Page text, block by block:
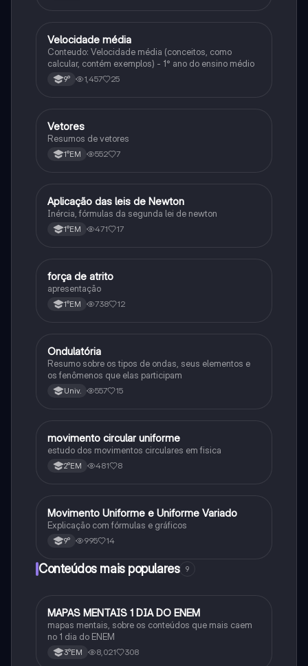
Física
Velocidade média
Conteudo: Velocidade média (conceitos, como
calcular, contém exemplos) - 1° ano do ensino médio
9° 1,457 25
Física
Vetores
Resumos de vetores
1°EM 552 7
Física
Aplicação das leis de Newton
Inércia, fórmulas da segunda lei de newton
1°EM 471 17
Física
força de atrito
apresentação
1°EM 738 12
Física
Ondulatória
Resumo sobre os tipos de ondas, seus elementos e
os fenômenos que elas participam
Univ. 557 15
Física
movimento circular uniforme
estudo dos movimentos circulares em fisica
2°EM 481 8
Física
Movimento Uniforme e Uniforme Variado
Explicação com fórmulas e gráficos
9° 995 14
Conteúdos mais populares 9
Português
MAPAS MENTAIS 1 DIA DO ENEM
mapas mentais, sobre os conteúdos que mais caem
no 1 dia do ENEM
3°EM 8,021 308